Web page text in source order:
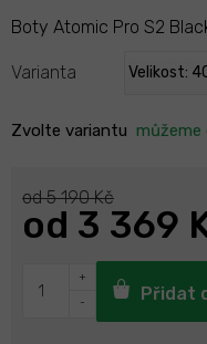
Zvolte variantu
Varianta
Boty Atomic Pro S2
od 5 190 Kč
od 3 369
Přidat